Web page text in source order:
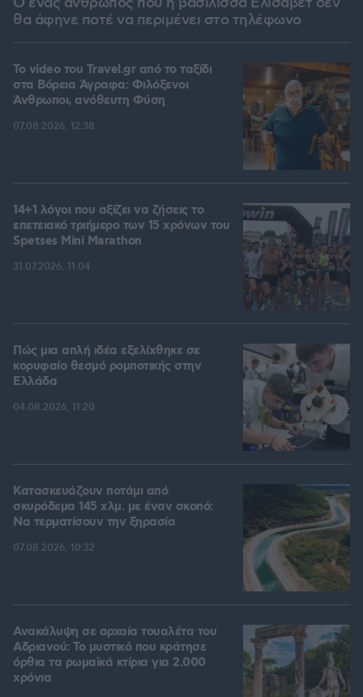
θα άφηνε ποτέ να περιμένει στο τηλέφωνο
To video του Travel.gr από το ταξίδι
στα Βόρεια Άγραφα: Φιλόξενοι
Άνθρωποι, ανόθευτη Φύση
07.08.2026, 12:38
14+1 λόγοι που αξίζει να ζήσεις το
επετειακό τριήμερο των 15 χρόνων του
Spetses Mini Marathon
31.07.2026, 11:04
Πώς μια απλή ιδέα εξελίχθηκε σε
κορυφαίο θεσμό ρομποτικής στην
Ελλάδα
04.08.2026, 11:20
Κατασκευάζουν ποτάμι από
σκυρόδεμα 145 χλμ. με έναν σκοπό:
Να τερματίσουν την ξηρασία
07.08.2026, 10:32
Ανακάλυψη σε αρχαία τουαλέτα του
Αδριανού: Το μυστικό που κράτησε
όρθια τα ρωμαϊκά κτίρια για 2.000
χρόνια